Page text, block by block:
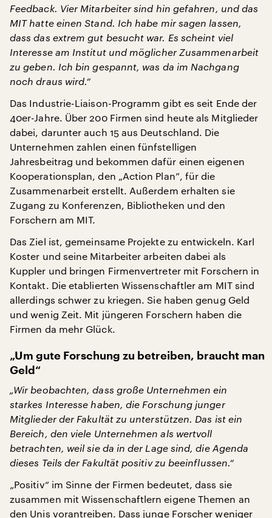
Feedback. Vier Mitarbeiter sind hin gefahren, und das
MIT hatte einen Stand. Ich habe mir sagen lassen,
dass das extrem gut besucht war. Es scheint viel
Interesse am Institut und möglicher Zusammenarbeit
zu geben. Ich bin gespannt, was da im Nachgang
noch draus wird.“
Das Industrie-Liaison-Programm gibt es seit Ende der
40er-Jahre. Über 200 Firmen sind heute als Mitglieder
dabei, darunter auch 15 aus Deutschland. Die
Unternehmen zahlen einen fünfstelligen
Jahresbeitrag und bekommen dafür einen eigenen
Kooperationsplan, den „Action Plan”, für die
Zusammenarbeit erstellt. Außerdem erhalten sie
Zugang zu Konferenzen, Bibliotheken und den
Forschern am MIT.
Das Ziel ist, gemeinsame Projekte zu entwickeln. Karl
Koster und seine Mitarbeiter arbeiten dabei als
Kuppler und bringen Firmenvertreter mit Forschern in
Kontakt. Die etablierten Wissenschaftler am MIT sind
allerdings schwer zu kriegen. Sie haben genug Geld
und wenig Zeit. Mit jüngeren Forschern haben die
Firmen da mehr Glück.
„Um gute Forschung zu betreiben, braucht man
Geld“
„Wir beobachten, dass große Unternehmen ein
starkes Interesse haben, die Forschung junger
Mitglieder der Fakultät zu unterstützen. Das ist ein
Bereich, den viele Unternehmen als wertvoll
betrachten, weil sie da in der Lage sind, die Agenda
dieses Teils der Fakultät positiv zu beeinflussen.“
„Positiv“ im Sinne der Firmen bedeutet, dass sie
zusammen mit Wissenschaftlern eigene Themen an
den Unis vorantreiben. Dass junge Forscher weniger